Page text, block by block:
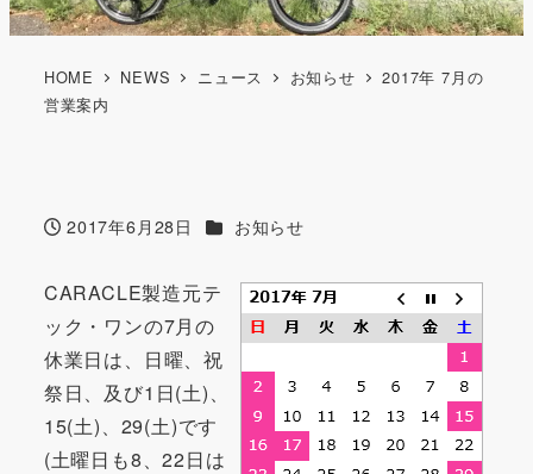
HOME NEWS ニュース お知らせ
2017年 7月の
営業案内
投稿日
2017年6月28日 カテゴリー
お知らせ
CARACLE製造元テ
ック・ワンの7月の
休業日は、日曜、祝
祭日、及び1日(土)、
15(土)、29(土)です
(土曜日も8、22日は